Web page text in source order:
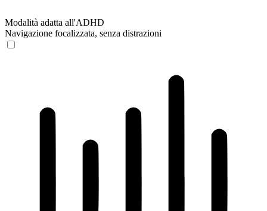
Modalità adatta all'ADHD
Navigazione focalizzata, senza distrazioni